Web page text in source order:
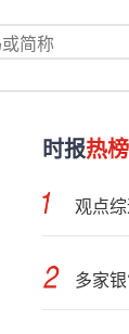
时报热榜
多家